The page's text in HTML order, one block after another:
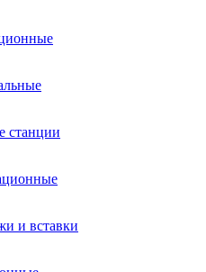
станции
и вставки